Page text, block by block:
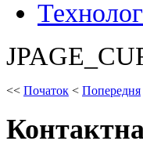
<< Початок < Попередня